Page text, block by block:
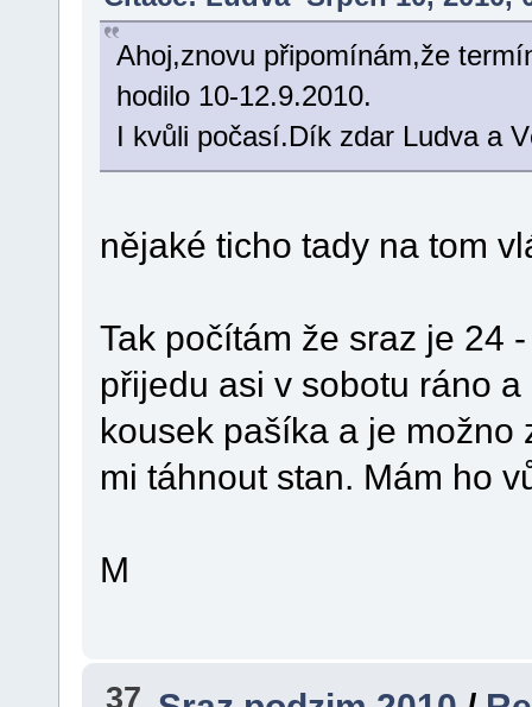
Ahoj,znovu připomínám,že
hodilo 10-12.9.2010.
I kvůli počasí.Dík zdar Ludva a
nějaké ticho tady na tom
Tak počítám že sraz je 24
přijedu asi v sobotu ráno
kousek pašíka a je možno
mi táhnout stan. Mám ho
M
37